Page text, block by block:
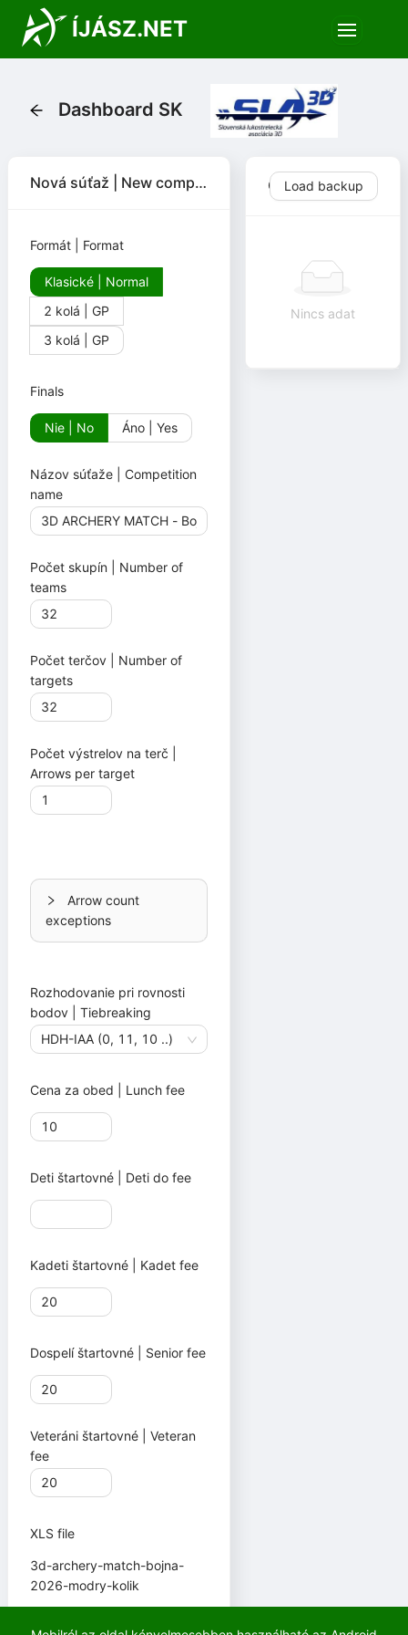
ÍJÁSZ.NET
Dashboard SK
Nová súťaž | New competition
Formát | Format
Klasické | Normal
2 kolá | GP
3 kolá | GP
Finals
Nie | No Áno | Yes
Názov súťaže | Competition
name
Počet skupín | Number of
teams
Počet terčov | Number of
targets
Počet výstrelov na terč |
Arrows per target
Arrow count
exceptions
Rozhodovanie pri rovnosti
bodov | Tiebreaking
HDH-IAA (0, 11, 10 ..)
Cena za obed | Lunch fee
Deti štartovné | Deti do fee
Kadeti štartovné | Kadet fee
Dospelí štartovné | Senior fee
Veteráni štartovné | Veteran
fee
XLS file
3d-archery-match-bojna-
2026-modry-kolik
Import
Competitions
Load backup
Nincs adat